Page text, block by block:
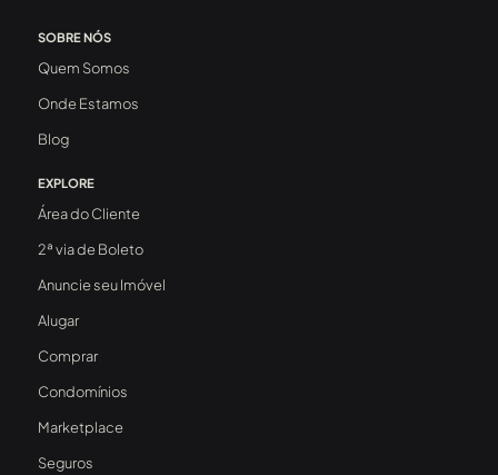
SOBRE NÓS
Quem Somos
Onde Estamos
Blog
EXPLORE
Área do Cliente
2ª via de Boleto
Anuncie seu Imóvel
Alugar
Comprar
Condomínios
Marketplace
Seguros